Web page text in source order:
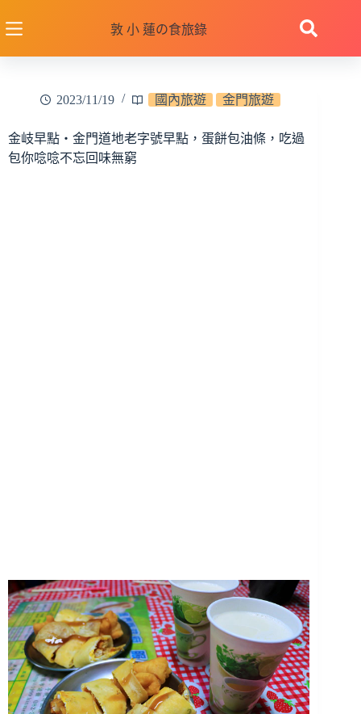
至
敦 小 蓮の食旅錄
2023/11/19 國內旅遊 金門旅遊
金岐早點‧金門道地老字號早點，蛋餅包油條，吃過
包你唸唸不忘回味無窮